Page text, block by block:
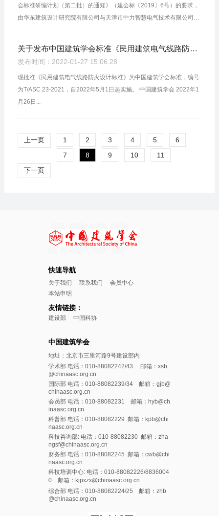
会标准研编计划（第二批）的通知》（建会标〔2019〕6号）的要求，
由华东建筑设计研究院有限公司与天津市中力智慧电气技术有限公司主
关于发布中国建筑学会标准《民用建筑电气线路防火设计标准》的公告
发布时间：2022-01-27 15:06:28
现批准《民用建筑电气线路防火设计标准》为中国建筑学会标准，编号
为T/ASC 23-2021，自2022年5月1日起实施。 中国建筑学会 2022年1
月26日...
上一页 1 2 3 4 5
6
7
8 9 10
11
下一页
快速导航
关于我们 联系我们
会员中心
本站申明
友情链接：
建设部 中国科协
中国建筑学会
地址：北京市三里河路9号建设部内
学术部 电话：010-88082242/43 邮箱：xsb
@chinaasc.org.cn
国际部 电话：010-88082239/34 邮箱：gjb@
chinaasc.org.cn
会员部 电话：010-88082231 邮箱：hyb@ch
inaasc.org.cn
科普部 电话：010-88082229 邮箱：kpb@chi
naasc.org.cn
科技咨询部: 电话：010-88082230 邮箱：zha
ngsf@chinaasc.org.cn
财务部 电话：010-88082245 邮箱：cwb@chi
naasc.org.cn
科技培训中心: 电话：010-88082226/8836004
0 邮箱：kjpxzx@chinaasc.org.cn
综合部 电话：010-88082224/25 邮箱：zhb
@chinaasc.org.cn